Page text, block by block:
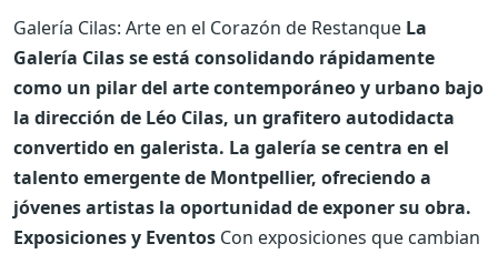
Galería Cilas: Arte en el Corazón de Restanque La
Galería Cilas se está consolidando rápidamente
como un pilar del arte contemporáneo y urbano bajo
la dirección de Léo Cilas, un grafitero autodidacta
convertido en galerista. La galería se centra en el
talento emergente de Montpellier, ofreciendo a
jóvenes artistas la oportunidad de exponer su obra.
Exposiciones y Eventos Con exposiciones que cambian